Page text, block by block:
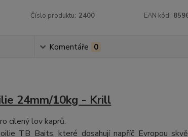
Číslo produktu: 2400 EAN kód:
Komentáře 0
24mm/10kg - Krill
cílený lov kaprů.
TB Baits, které dosahují napříč Evropou